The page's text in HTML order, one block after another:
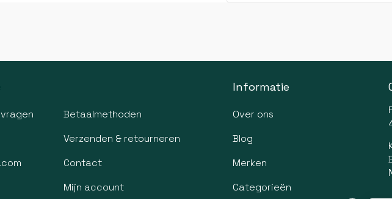
Betaalmethoden
Verzenden & retourneren
Contact
Mijn account
Informatie
Over ons
Blog
Merken
Categorieën